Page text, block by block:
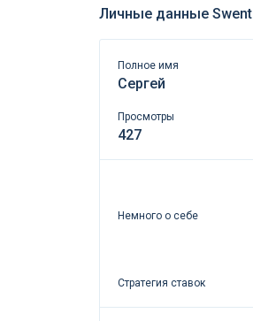
Личные данные Swent
Полное имя
Сергей
Просмотры
427
Немного о себе
Стратегия ставок